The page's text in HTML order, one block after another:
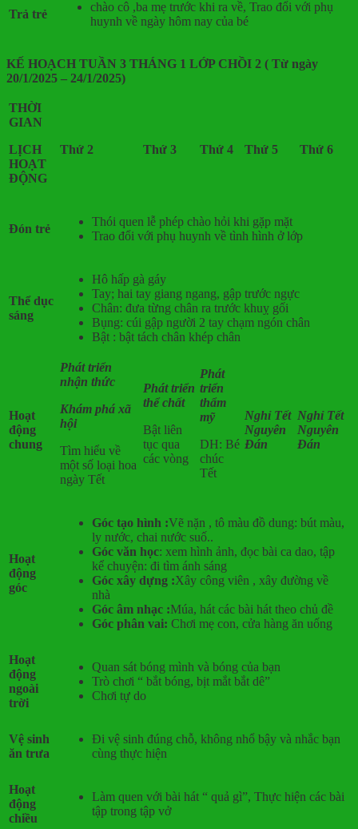
Trả trẻ
chào cô ,ba mẹ trước khi ra về, Trao đổi với phụ
huynh về ngày hôm nay của bé
KẾ HOẠCH TUẦN 3 THÁNG 1 LỚP CHỒI 2 ( Từ ngày
20/1/2025 – 24/1/2025)
THỜI
GIAN
LỊCH
HOẠT
ĐỘNG
Thứ 2 Thứ 3 Thứ 4 Thứ 5 Thứ 6
Đón trẻ
Thói quen lễ phép chào hỏi khi gặp mặt
Trao đổi với phụ huynh về tình hình ở lớp
Thể dục
sáng
Hô hấp gà gáy
Tay; hai tay giang ngang, gập trước ngực
Chân: đưa từng chân ra trước khuỵ gối
Bụng: cúi gập người 2 tay chạm ngón chân
Bật : bật tách chân khép chân
Hoạt
động
chung
Phát triển
nhận thức
Khám phá xã
hội
Tìm hiểu về
một số loại hoa
ngày Tết
Phát triển
thể chất
Bật liên
tục qua
các vòng
Phát
triển
thẩm
mỹ
DH: Bé
chúc
Tết
Nghỉ Tết
Nguyên
Đán
Nghỉ Tết
Nguyên
Đán
Hoạt
động
góc
Góc tạo hình :Vẽ nặn , tô màu đồ dung: bút màu,
ly nước, chai nước suố..
Góc văn học: xem hình ảnh, đọc bài ca dao, tập
kể chuyện: đi tìm ánh sáng
Góc xây dựng :Xây công viên , xây đường về
nhà
Góc âm nhạc :Múa, hát các bài hát theo chủ đề
Góc phân vai: Chơi mẹ con, cửa hàng ăn uống
Hoạt
động
ngoài
trời
Quan sát bóng mình và bóng của bạn
Trò chơi “ bắt bóng, bịt mắt bắt dê”
Chơi tự do
Vệ sinh
ăn trưa
Đi vệ sinh đúng chỗ, không nhổ bậy và nhắc bạn
cùng thực hiện
Hoạt
động
chiều
Làm quen với bài hát “ quả gì”, Thực hiện các bài
tập trong tập vở